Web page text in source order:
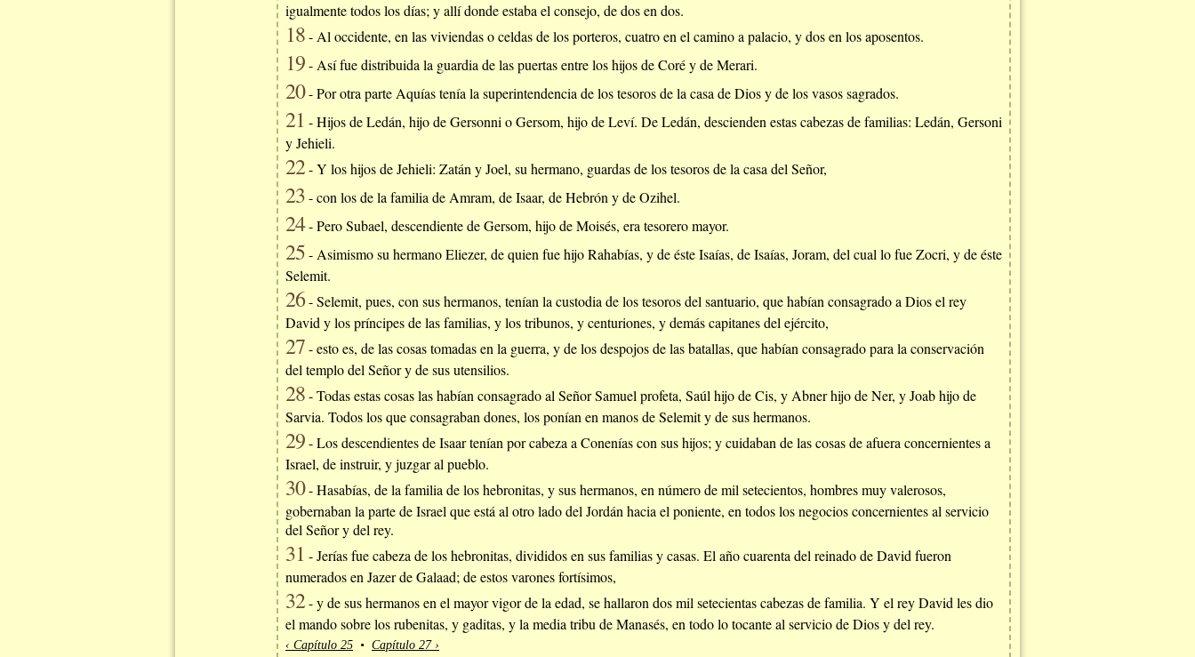
igualmente todos los días; y allí donde estaba el consejo, de dos en dos.
18- Al occidente, en las viviendas o celdas de los porteros, cuatro en el camino a palacio, y dos en los aposentos.
19- Así fue distribuida la guardia de las puertas entre los hijos de Coré y de Merari.
20- Por otra parte Aquías tenía la superintendencia de los tesoros de la casa de Dios y de los vasos sagrados.
21 - Hijos de Ledán, hijo de Gersonni o Gersom, hijo de Leví. De Ledán, descienden estas cabezas de familias: Ledán, Gersoni
y Jehieli.
22- Y los hijos de Jehieli: Zatán y Joel, su hermano, guardas de los tesoros de la casa del Señor,
23- con los de la familia de Amram, de Isaar, de Hebrón y de Ozihel.
24- Pero Subael, descendiente de Gersom, hijo de Moisés, era tesorero mayor.
25- Asimismo su hermano Eliezer, de quien fue hijo Rahabías, y de éste Isaías, de Isaías, Joram, del cual lo fue Zocri, y de éste
Selemit.
26- Selemit, pues, con sus hermanos, tenían la custodia de los tesoros del santuario, que habían consagrado a Dios el rey
David y los príncipes de las familias, y los tribunos, y centuriones, y demás capitanes del ejército,
27- esto es, de las cosas tomadas en la guerra, y de los despojos de las batallas, que habían consagrado para la conservación
del templo del Señor y de sus utensilios.
28- Todas estas cosas las habían consagrado al Señor Samuel profeta, Saúl hijo de Cis, y Abner hijo de Ner, y Joab hijo de
Sarvia. Todos los que consagraban dones, los ponían en manos de Selemit y de sus hermanos.
29- Los descendientes de Isaar tenían por cabeza a Conenías con sus hijos; y cuidaban de las cosas de afuera concernientes a
Israel, de instruir, y juzgar al pueblo.
30- Hasabías, de la familia de los hebronitas, y sus hermanos, en número de mil setecientos, hombres muy valerosos,
gobernaban la parte de Israel que está al otro lado del Jordán hacia el poniente, en todos los negocios concernientes al servicio
del Señor y del rey.
31 - Jerías fue cabeza de los hebronitas, divididos en sus familias y casas. El año cuarenta del reinado de David fueron
numerados en Jazer de Galaad; de estos varones fortísimos,
32- y de sus hermanos en el mayor vigor de la edad, se hallaron dos mil setecientas cabezas de familia. Y el rey David les dio
el mando sobre los rubenitas, y gaditas, y la media tribu de Manasés, en todo lo tocante al servicio de Dios y del rey.
‹ Capítulo 25 • Capítulo 27 ›